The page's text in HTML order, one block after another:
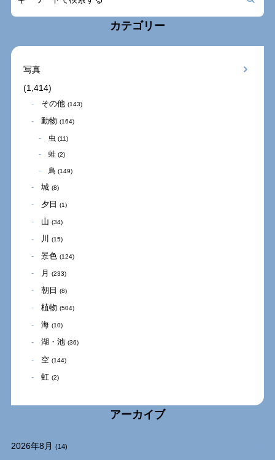
カテゴリー
写真
(1,414)
その他 (143)
動物 (164)
虫 (11)
蛙 (2)
鳥 (149)
城 (8)
夕日 (1)
山 (34)
川 (15)
景色 (124)
月 (233)
朝日 (8)
植物 (504)
海 (10)
湖・池 (36)
空 (144)
虹 (2)
アーカイブ
2026年8月 (14)